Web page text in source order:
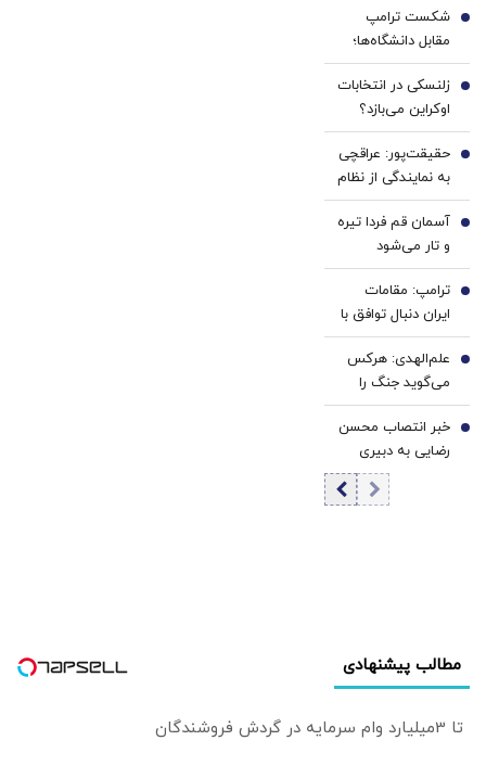
سفید
کننده
خانگی
کننده
دندان!
خرید40%تخفیف
شکست ترامپ
مقابل دانشگاه‌ها؛
هاروارد چگونه ورق
را برگرداند؟
1
زلنسکی در انتخابات
اوکراین می‌بازد؟
نتایج یک
نظرسنجی تازه
خبرساز شد
2
حقیقت‌پور: عراقچی
به نمایندگی از نظام
مذاکره می‌کند؛
تصمیم شخصی
پزشکیان نیست/
برخی مواضع رهبری
را گزینشی
می‌پذیرند
3
آسمان قم فردا تیره
و تار می‌شود
4
ترامپ: مقامات
ایران دنبال توافق با
واشنگتن هستند
5
علم‌الهدی: هرکس
می‌گوید جنگ را
تمام کنیم یا منافق
است یا قلب مریض
دارد
6
خبر انتصاب محسن
رضایی به دبیری
شعام تکذیب
شد؟/ توضیح مهم
7
مطالب پیشنهادی
تا 3میلیارد وام سرمایه در گردش فروشندگان